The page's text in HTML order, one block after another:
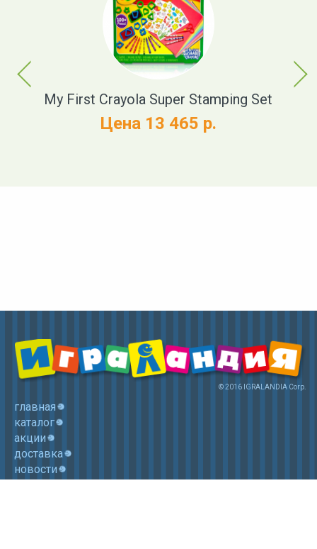
Previous
My First Crayola Super Stamping Set
Цена 13 465 р.
Next
© 2016 IGRALANDIA Corp.
главная
каталог
акции
доставка
новости